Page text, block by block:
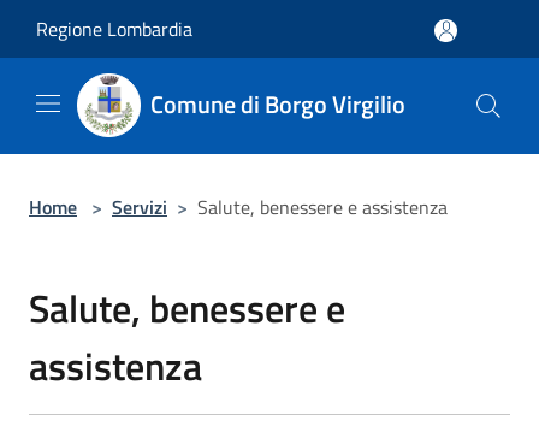
Regione Lombardia
Comune di Borgo Virgilio
Home > Servizi > Salute, benessere e assistenza
Salute, benessere e
assistenza